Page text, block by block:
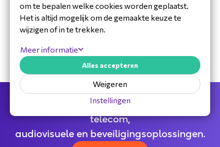
30 jaar ervaring in de branche
Toegewijd Nederlands service- en
ondersteuningsteam
Specialistische distributeur
Jouw full service distributeur voor alle
telecom,
audiovisuele en beveiligingsoplossingen.
om te bepalen welke cookies worden geplaatst.
Het is altijd mogelijk om de gemaakte keuze te
wijzigen of in te trekken.
Meer informatie
Instellingen
Weigeren
Alles accepteren